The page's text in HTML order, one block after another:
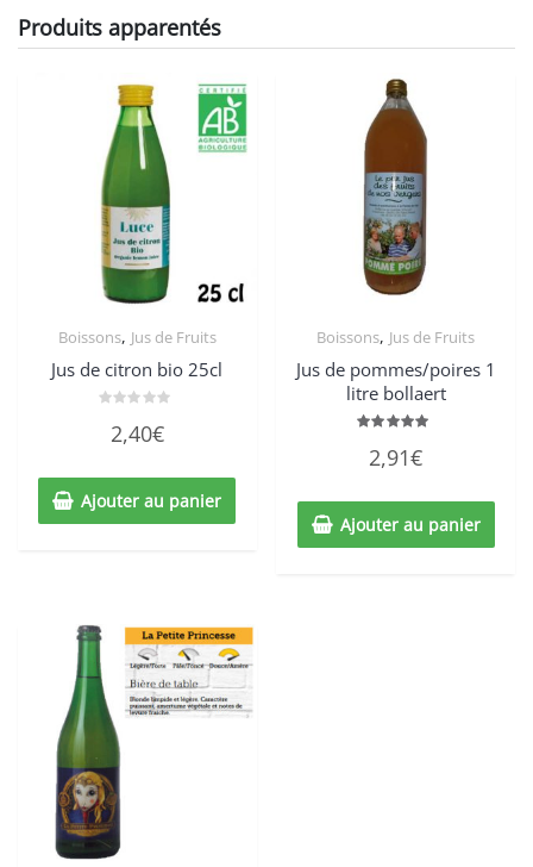
quantity
Produits apparentés
Boissons, Jus de Fruits
Jus de citron bio 25cl
sur
2,40€
Ajouter au panier
Boissons, Jus de Fruits
Jus de pommes/poires 1
litre bollaert
5.00
sur 5
2,91€
Ajouter au panier